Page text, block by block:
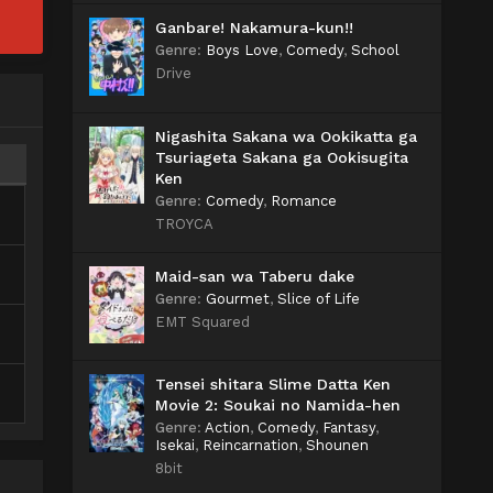
Ganbare! Nakamura-kun!!
Genre: Boys Love, Comedy, School
Drive
Nigashita Sakana wa Ookikatta ga
Tsuriageta Sakana ga Ookisugita
Ken
Genre: Comedy, Romance
TROYCA
Maid-san wa Taberu dake
Genre: Gourmet, Slice of Life
EMT Squared
Tensei shitara Slime Datta Ken
Movie 2: Soukai no Namida-hen
Genre: Action, Comedy, Fantasy,
Isekai, Reincarnation, Shounen
8bit